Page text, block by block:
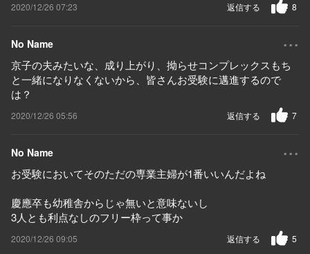
2020/12/26 07:23 8
返信する
No Name ...
京子の夫みたいな、成り上がり、拗らせコンプレックスもち
と一緒になりなくないから、皆さんお受験に邁進するので
は？
2020/12/26 05:56 7
返信する
No Name ...
お受験においてそのただの専業主婦が1番いいんだよね
慶應卒も幼稚舎からじゃ無いと意味ないし
3人とも利点なしのフリー枠って事か
2020/12/26 09:05 5
返信する